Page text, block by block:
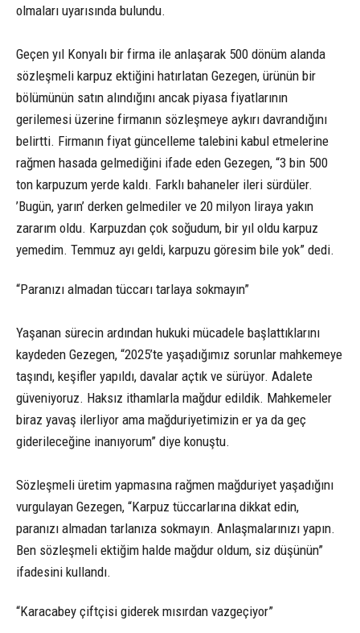
olmaları uyarısında bulundu.
Geçen yıl Konyalı bir firma ile anlaşarak 500 dönüm alanda
sözleşmeli karpuz ektiğini hatırlatan Gezegen, ürünün bir
bölümünün satın alındığını ancak piyasa fiyatlarının
gerilemesi üzerine firmanın sözleşmeye aykırı davrandığını
belirtti. Firmanın fiyat güncelleme talebini kabul etmelerine
rağmen hasada gelmediğini ifade eden Gezegen, “3 bin 500
ton karpuzum yerde kaldı. Farklı bahaneler ileri sürdüler.
’Bugün, yarın’ derken gelmediler ve 20 milyon liraya yakın
zararım oldu. Karpuzdan çok soğudum, bir yıl oldu karpuz
yemedim. Temmuz ayı geldi, karpuzu göresim bile yok” dedi.
“Paranızı almadan tüccarı tarlaya sokmayın”
Yaşanan sürecin ardından hukuki mücadele başlattıklarını
kaydeden Gezegen, “2025’te yaşadığımız sorunlar mahkemeye
taşındı, keşifler yapıldı, davalar açtık ve sürüyor. Adalete
güveniyoruz. Haksız ithamlarla mağdur edildik. Mahkemeler
biraz yavaş ilerliyor ama mağduriyetimizin er ya da geç
giderileceğine inanıyorum” diye konuştu.
Sözleşmeli üretim yapmasına rağmen mağduriyet yaşadığını
vurgulayan Gezegen, “Karpuz tüccarlarına dikkat edin,
paranızı almadan tarlanıza sokmayın. Anlaşmalarınızı yapın.
Ben sözleşmeli ektiğim halde mağdur oldum, siz düşünün”
ifadesini kullandı.
“Karacabey çiftçisi giderek mısırdan vazgeçiyor”